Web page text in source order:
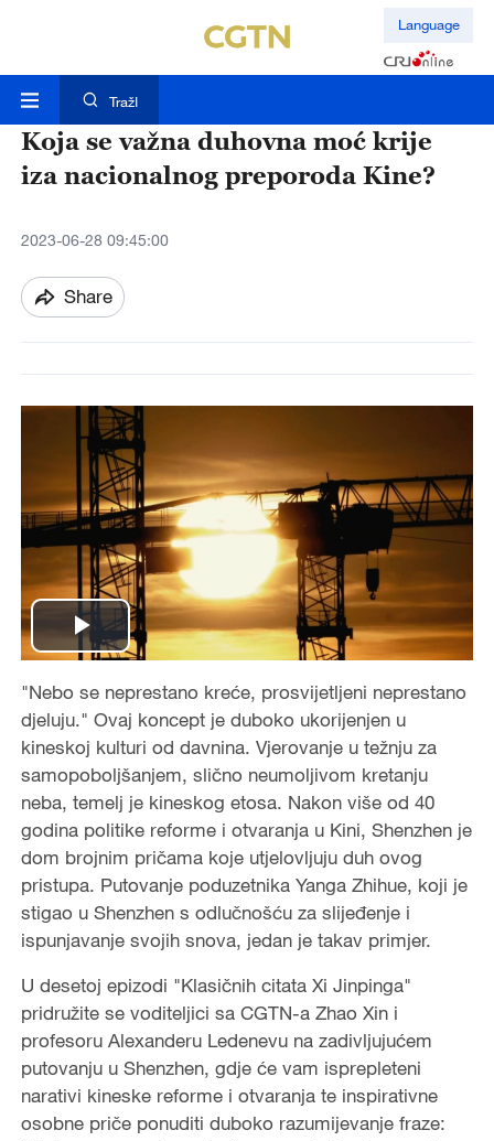
Language
TražI
Koja se važna duhovna moć krije
iza nacionalnog preporoda Kine?
2023-06-28 09:45:00
Share
P
l
a
y
V
i
d
e
o
"Nebo se neprestano kreće, prosvijetljeni neprestano
djeluju." Ovaj koncept je duboko ukorijenjen u
kineskoj kulturi od davnina. Vjerovanje u težnju za
samopoboljšanjem, slično neumoljivom kretanju
neba, temelj je kineskog etosa. Nakon više od 40
godina politike reforme i otvaranja u Kini, Shenzhen je
dom brojnim pričama koje utjelovljuju duh ovog
pristupa. Putovanje poduzetnika Yanga Zhihue, koji je
stigao u Shenzhen s odlučnošću za slijeđenje i
ispunjavanje svojih snova, jedan je takav primjer.
U desetoj epizodi "Klasičnih citata Xi Jinpinga"
pridružite se voditeljici sa CGTN-a Zhao Xin i
profesoru Alexanderu Ledenevu na zadivljujućem
putovanju u Shenzhen, gdje će vam isprepleteni
narativi kineske reforme i otvaranja te inspirativne
osobne priče ponuditi duboko razumijevanje fraze: